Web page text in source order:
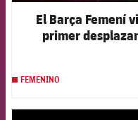
El Barça Femení
primer
FEMENINO